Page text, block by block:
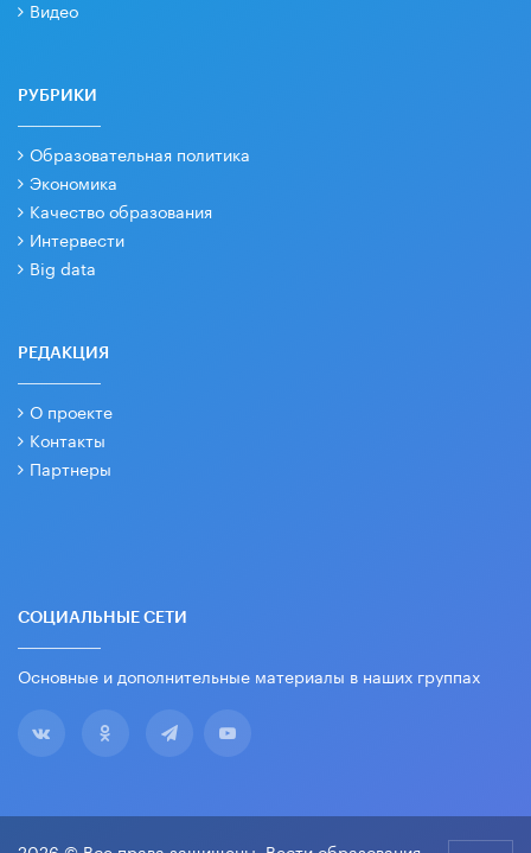
Видео
РУБРИКИ
Образовательная политика
Экономика
Качество образования
Интервести
Big data
РЕДАКЦИЯ
О проекте
Контакты
Партнеры
СОЦИАЛЬНЫЕ СЕТИ
Основные и дополнительные материалы в наших группах